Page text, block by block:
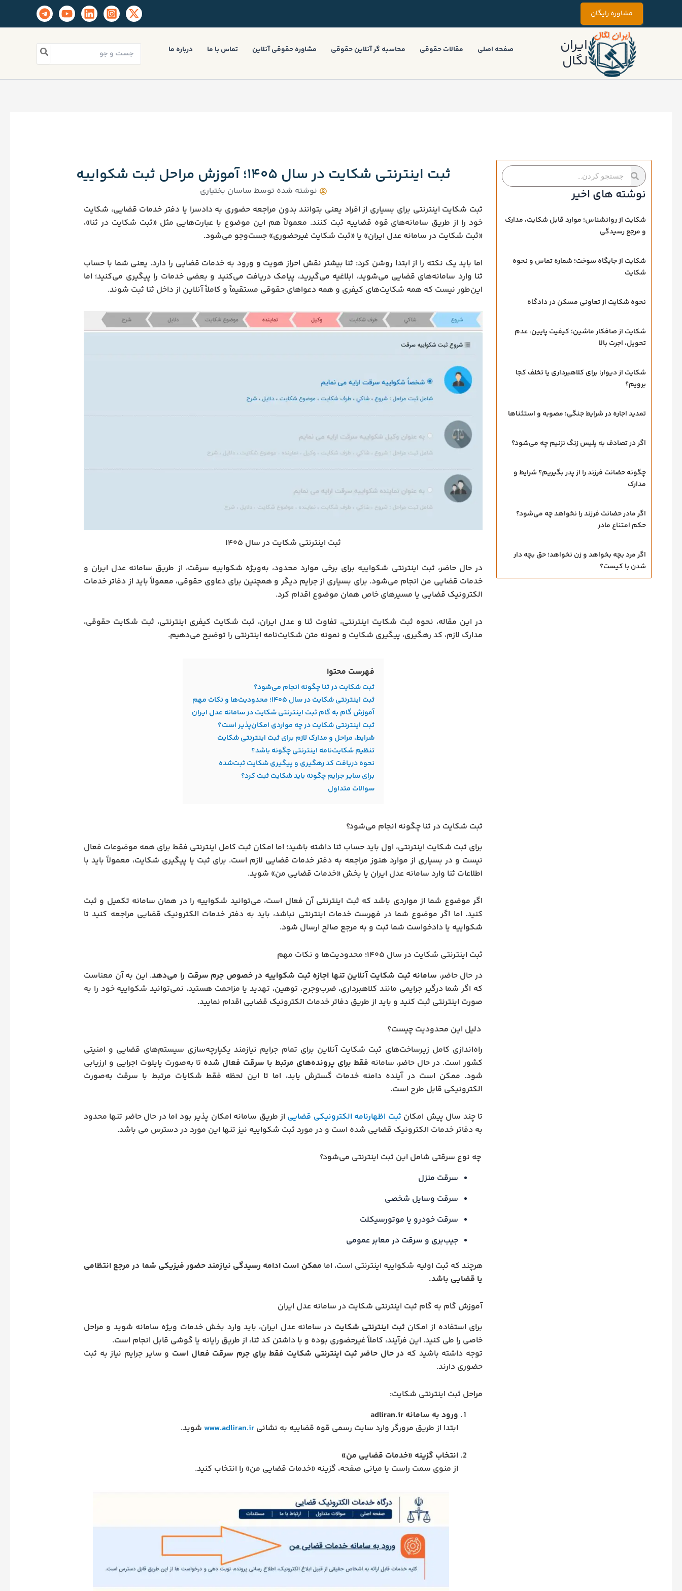
محتوا
مشاوره رایگان
ایران
لگال
صفحه اصلی مقالات حقوقی محاسبه گر آنلاین حقوقی مشاوره حقوقی آنلاین تماس با ما درباره ما
برای:
جستجو
کردن
جستجو
کردن
نوشته های اخیر
شکایت از روانشناس؛ موارد قابل شکایت، مدارک
و مرجع رسیدگی
شکایت از جایگاه سوخت؛ شماره تماس و نحوه
شکایت
نحوه شکایت از تعاونی مسکن در دادگاه
شکایت از صافکار ماشین؛ کیفیت پایین، عدم
تحویل، اجرت بالا
شکایت از دیوار؛ برای کلاهبرداری یا تخلف کجا
برویم؟
تمدید اجاره در شرایط جنگی؛ مصوبه و استثناها
اگر در تصادف به پلیس زنگ نزنیم چه می‌شود؟
چگونه حضانت فرزند را از پدر بگیریم؟ شرایط و
مدارک
اگر مادر حضانت فرزند را نخواهد چه می‌شود؟
حکم امتناع مادر
اگر مرد بچه بخواهد و زن نخواهد؛ حق بچه‌ دار
شدن با کیست؟
ثبت اینترنتی شکایت در سال ۱۴۰۵؛ آموزش مراحل ثبت شکواییه
نوشته شده توسط ساسان بختیاری
ثبت شکایت اینترنتی برای بسیاری از افراد یعنی بتوانند بدون مراجعه حضوری به دادسرا یا دفتر خدمات قضایی، شکایت
خود را از طریق سامانه‌های قوه قضاییه ثبت کنند. معمولاً هم این موضوع با عبارت‌هایی مثل «ثبت شکایت در ثنا»،
«ثبت شکایت در سامانه عدل ایران» یا «ثبت شکایت غیرحضوری» جست‌وجو می‌شود.
اما باید یک نکته را از ابتدا روشن کرد: ثنا بیشتر نقش احراز هویت و ورود به خدمات قضایی را دارد. یعنی شما با حساب
ثنا وارد سامانه‌های قضایی می‌شوید، ابلاغیه می‌گیرید، پیامک دریافت می‌کنید و بعضی خدمات را پیگیری می‌کنید؛ اما
این‌طور نیست که همه شکایت‌های کیفری و همه دعواهای حقوقی مستقیماً و کاملاً آنلاین از داخل ثنا ثبت شوند.
ثبت اینترنتی شکایت در سال ۱۴۰۵
در حال حاضر، ثبت اینترنتی شکواییه برای برخی موارد محدود، به‌ویژه شکواییه سرقت، از طریق سامانه عدل ایران و
خدمات قضایی من انجام می‌شود. برای بسیاری از جرایم دیگر و همچنین برای دعاوی حقوقی، معمولاً باید از دفاتر خدمات
الکترونیک قضایی یا مسیرهای خاص همان موضوع اقدام کرد.
در این مقاله، نحوه ثبت شکایت اینترنتی، تفاوت ثنا و عدل ایران، ثبت شکایت کیفری اینترنتی، ثبت شکایت حقوقی،
مدارک لازم، کد رهگیری، پیگیری شکایت و نمونه متن شکایت‌نامه اینترنتی را توضیح می‌دهیم.
فهرست محتوا
ثبت شکایت در ثنا چگونه انجام می‌شود؟
ثبت اینترنتی شکایت در سال ۱۴۰۵؛ محدودیت‌ها و نکات مهم
آموزش گام‌ به‌ گام ثبت اینترنتی شکایت در سامانه عدل ایران
ثبت اینترنتی شکایت در چه مواردی امکان‌پذیر است؟
شرایط، مراحل و مدارک لازم برای ثبت اینترنتی شکایت
تنظیم شکایت‌نامه اینترنتی چگونه باشد؟
نحوه دریافت کد رهگیری و پیگیری شکایت ثبت‌شده
برای سایر جرایم چگونه باید شکایت ثبت کرد؟
سوالات متداول
ثبت شکایت در ثنا چگونه انجام می‌شود؟
برای ثبت شکایت اینترنتی، اول باید حساب ثنا داشته باشید؛ اما امکان ثبت کامل اینترنتی فقط برای همه موضوعات فعال
نیست و در بسیاری از موارد هنوز مراجعه به دفتر خدمات قضایی لازم است. برای ثبت یا پیگیری شکایت، معمولاً باید با
اطلاعات ثنا وارد سامانه عدل ایران یا بخش «خدمات قضایی من» شوید.
اگر موضوع شما از مواردی باشد که ثبت اینترنتی آن فعال است، می‌توانید شکواییه را در همان سامانه تکمیل و ثبت
کنید. اما اگر موضوع شما در فهرست خدمات اینترنتی نباشد، باید به دفتر خدمات الکترونیک قضایی مراجعه کنید تا
شکواییه یا دادخواست شما ثبت و به مرجع صالح ارسال شود.
ثبت اینترنتی شکایت در سال ۱۴۰۵؛ محدودیت‌ها و نکات مهم
در حال حاضر، سامانه ثبت شکایت آنلاین تنها اجازه ثبت شکواییه در خصوص جرم سرقت را می‌دهد. این به آن معناست
که اگر شما درگیر جرایمی مانند کلاهبرداری، ضرب‌وجرح، توهین، تهدید یا مزاحمت هستید، نمی‌توانید شکواییه خود را به
صورت اینترنتی ثبت کنید و باید از طریق دفاتر خدمات الکترونیک قضایی اقدام نمایید.
دلیل این محدودیت چیست؟
راه‌اندازی کامل زیرساخت‌های ثبت شکایت آنلاین برای تمام جرایم نیازمند یکپارچه‌سازی سیستم‌های قضایی و امنیتی
کشور است. در حال حاضر، سامانه فقط برای پرونده‌های مرتبط با سرقت فعال شده تا به‌صورت پایلوت اجرایی و ارزیابی
شود. ممکن است در آینده دامنه خدمات گسترش یابد، اما تا این لحظه فقط شکایات مرتبط با سرقت به‌صورت
الکترونیکی قابل طرح است.
تا چند سال پیش امکان ثبت اظهارنامه الکترونیکی قضایی از طریق سامانه امکان پذیر بود اما در حال حاضر تنها محدود
به دفاتر خدمات الکترونیک قضایی شده است و در مورد ثبت شکواییه نیز تنها این مورد در دسترس می باشد.
چه نوع سرقتی شامل این ثبت اینترنتی می‌شود؟
سرقت منزل
سرقت وسایل شخصی
سرقت خودرو یا موتورسیکلت
جیب‌بری و سرقت در معابر عمومی
هرچند که ثبت اولیه شکواییه اینترنتی است، اما ممکن است ادامه رسیدگی نیازمند حضور فیزیکی شما در مرجع انتظامی
یا قضایی باشد.
آموزش گام‌ به‌ گام ثبت اینترنتی شکایت در سامانه عدل ایران
برای استفاده از امکان ثبت اینترنتی شکایت در سامانه عدل ایران، باید وارد بخش خدمات ویژه سامانه شوید و مراحل
خاصی را طی کنید. این فرآیند، کاملاً غیرحضوری بوده و با داشتن کد ثنا، از طریق رایانه یا گوشی قابل انجام است.
توجه داشته باشید که در حال حاضر ثبت اینترنتی شکایت فقط برای جرم سرقت فعال است و سایر جرایم نیاز به ثبت
حضوری دارند.
مراحل ثبت اینترنتی شکایت:
ورود به سامانه adliran.ir
ابتدا از طریق مرورگر وارد سایت رسمی قوه قضاییه به نشانی www.adliran.ir شوید.
انتخاب گزینه «خدمات قضایی من»
از منوی سمت راست یا میانی صفحه، گزینه «خدمات قضایی من» را انتخاب کنید.